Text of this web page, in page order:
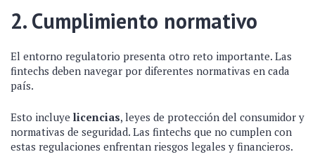
2. Cumplimiento normativo
El entorno regulatorio presenta otro reto importante. Las
fintechs deben navegar por diferentes normativas en cada
país.
Esto incluye licencias, leyes de protección del consumidor y
normativas de seguridad. Las fintechs que no cumplen con
estas regulaciones enfrentan riesgos legales y financieros.